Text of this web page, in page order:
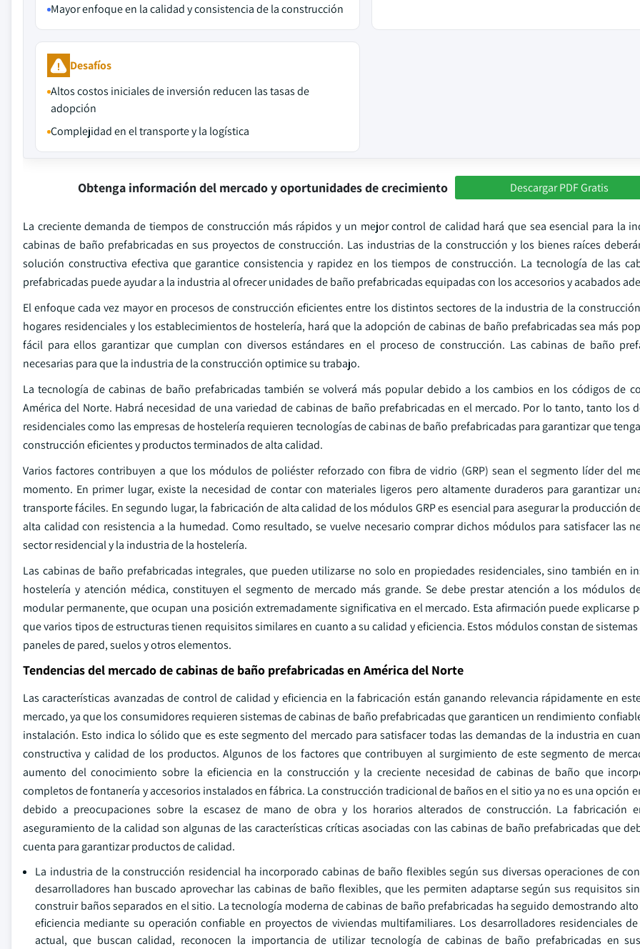
Mayor enfoque en la calidad y consistencia de la construcción
Desafíos
Altos costos iniciales de inversión reducen las tasas de
adopción
Complejidad en el transporte y la logística
Obtenga información del mercado y oportunidades de crecimiento Descargar PDF Gratis
La creciente demanda de tiempos de construcción más rápidos y un mejor control de calidad hará que sea esencial para la
cabinas de baño prefabricadas en sus proyectos de construcción. Las industrias de la construcción y los bienes raíces
solución constructiva efectiva que garantice consistencia y rapidez en los tiempos de construcción. La tecnología de las
prefabricadas puede ayudar a la industria al ofrecer unidades de baño prefabricadas equipadas con los accesorios y acabados
El enfoque cada vez mayor en procesos de construcción eficientes entre los distintos sectores de la industria de la
hogares residenciales y los establecimientos de hostelería, hará que la adopción de cabinas de baño prefabricadas sea más
fácil para ellos garantizar que cumplan con diversos estándares en el proceso de construcción. Las cabinas de baño
necesarias para que la industria de la construcción optimice su trabajo.
La tecnología de cabinas de baño prefabricadas también se volverá más popular debido a los cambios en los códigos de
América del Norte. Habrá necesidad de una variedad de cabinas de baño prefabricadas en el mercado. Por lo tanto, tanto los
residenciales como las empresas de hostelería requieren tecnologías de cabinas de baño prefabricadas para garantizar que
construcción eficientes y productos terminados de alta calidad.
Varios factores contribuyen a que los módulos de poliéster reforzado con fibra de vidrio (GRP) sean el segmento líder del
momento. En primer lugar, existe la necesidad de contar con materiales ligeros pero altamente duraderos para garantizar
transporte fáciles. En segundo lugar, la fabricación de alta calidad de los módulos GRP es esencial para asegurar la producción
alta calidad con resistencia a la humedad. Como resultado, se vuelve necesario comprar dichos módulos para satisfacer las
sector residencial y la industria de la hostelería.
Las cabinas de baño prefabricadas integrales, que pueden utilizarse no solo en propiedades residenciales, sino también en
hostelería y atención médica, constituyen el segmento de mercado más grande. Se debe prestar atención a los módulos
modular permanente, que ocupan una posición extremadamente significativa en el mercado. Esta afirmación puede explicarse
que varios tipos de estructuras tienen requisitos similares en cuanto a su calidad y eficiencia. Estos módulos constan de
paneles de pared, suelos y otros elementos.
Tendencias del mercado de cabinas de baño prefabricadas en América del Norte
Las características avanzadas de control de calidad y eficiencia en la fabricación están ganando relevancia rápidamente en
mercado, ya que los consumidores requieren sistemas de cabinas de baño prefabricadas que garanticen un rendimiento
instalación. Esto indica lo sólido que es este segmento del mercado para satisfacer todas las demandas de la industria en
constructiva y calidad de los productos. Algunos de los factores que contribuyen al surgimiento de este segmento de
aumento del conocimiento sobre la eficiencia en la construcción y la creciente necesidad de cabinas de baño que
completos de fontanería y accesorios instalados en fábrica. La construcción tradicional de baños en el sitio ya no es una opción
debido a preocupaciones sobre la escasez de mano de obra y los horarios alterados de construcción. La fabricación
aseguramiento de la calidad son algunas de las características críticas asociadas con las cabinas de baño prefabricadas que
cuenta para garantizar productos de calidad.
La industria de la construcción residencial ha incorporado cabinas de baño flexibles según sus diversas operaciones de
desarrolladores han buscado aprovechar las cabinas de baño flexibles, que les permiten adaptarse según sus requisitos
construir baños separados en el sitio. La tecnología moderna de cabinas de baño prefabricadas ha seguido demostrando
eficiencia mediante su operación confiable en proyectos de viviendas multifamiliares. Los desarrolladores residenciales
actual, que buscan calidad, reconocen la importancia de utilizar tecnología de cabinas de baño prefabricadas en